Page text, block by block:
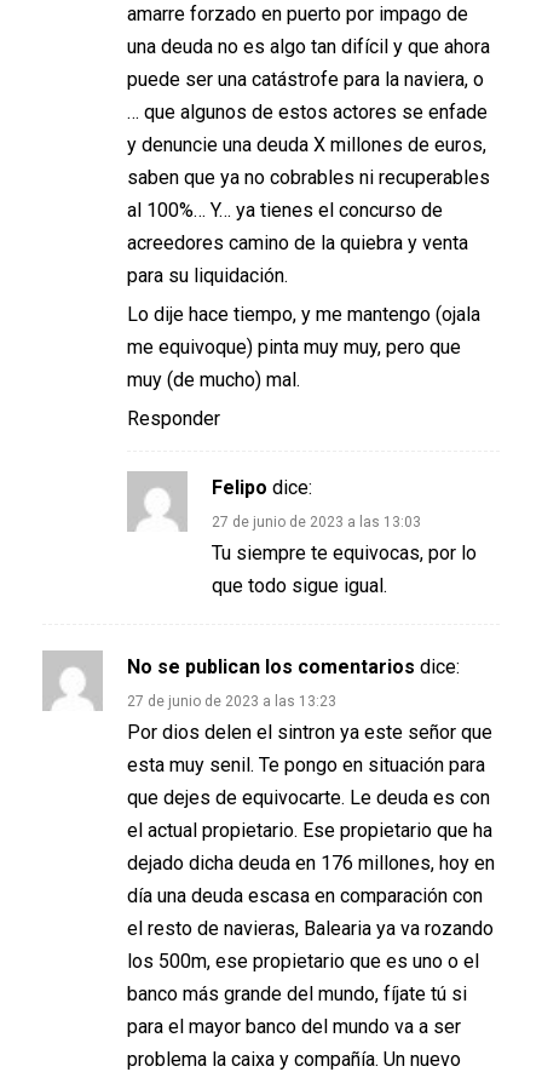
amarre forzado en puerto por impago de
una deuda no es algo tan difícil y que ahora
puede ser una catástrofe para la naviera, o
… que algunos de estos actores se enfade
y denuncie una deuda X millones de euros,
saben que ya no cobrables ni recuperables
al 100%… Y… ya tienes el concurso de
acreedores camino de la quiebra y venta
para su liquidación.
Lo dije hace tiempo, y me mantengo (ojala
me equivoque) pinta muy muy, pero que
muy (de mucho) mal.
Responder
Felipo dice:
27 de junio de 2023 a las 13:03
Tu siempre te equivocas, por lo
que todo sigue igual.
No se publican los comentarios dice:
27 de junio de 2023 a las 13:23
Por dios delen el sintron ya este señor que
esta muy senil. Te pongo en situación para
que dejes de equivocarte. Le deuda es con
el actual propietario. Ese propietario que ha
dejado dicha deuda en 176 millones, hoy en
día una deuda escasa en comparación con
el resto de navieras, Balearia ya va rozando
los 500m, ese propietario que es uno o el
banco más grande del mundo, fíjate tú si
para el mayor banco del mundo va a ser
problema la caixa y compañía. Un nuevo